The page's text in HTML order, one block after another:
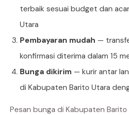
terbaik sesuai budget dan
Utara
Pembayaran mudah —
konfirmasi diterima dalam 15
Bunga dikirim — kurir antar
di Kabupaten Barito Utara
Pesan bunga di Kabupaten